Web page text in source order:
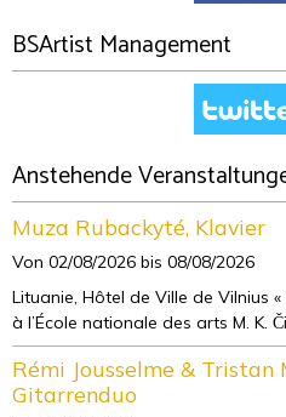
BSArtist Management
Anstehende
Muza Rubackyté, Klavier
Von 02/08/2026 bis 08/08/2026
Lituanie, Hôtel de Ville de Vilnius
à l’École nationale des arts M. K.
Rémi Jousselme & Tristan
Gitarrenduo